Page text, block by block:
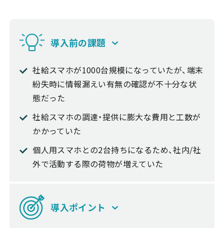
導入前の課題
社給スマホが1000台規模になっていたが、端末
紛失時に情報漏えい有無の確認が不十分な状
態だった
社給スマホの調達・提供に膨大な費用と工数が
かかっていた
個人用スマホとの2台持ちになるため、社内/社
外で活動する際の荷物が増えていた
導入ポイント